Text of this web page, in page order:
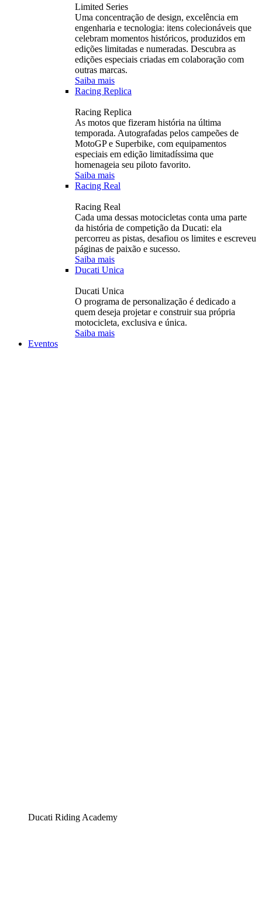
Limited Series
Uma concentração de design, excelência em
engenharia e tecnologia: itens colecionáveis ​​que
celebram momentos históricos, produzidos em
edições limitadas e numeradas. Descubra as
edições especiais criadas em colaboração com
outras marcas.
Saiba mais
Racing Replica
Racing Replica
As motos que fizeram história na última
temporada. Autografadas pelos campeões de
MotoGP e Superbike, com equipamentos
especiais em edição limitadíssima que
homenageia seu piloto favorito.
Saiba mais
Racing Real
Racing Real
Cada uma dessas motocicletas conta uma parte
da história de competição da Ducati: ela
percorreu as pistas, desafiou os limites e escreveu
páginas de paixão e sucesso.
Saiba mais
Ducati Unica
Ducati Unica
O programa de personalização é dedicado a
quem deseja projetar e construir sua própria
motocicleta, exclusiva e única.
Saiba mais
Eventos
Ducati Riding Academy